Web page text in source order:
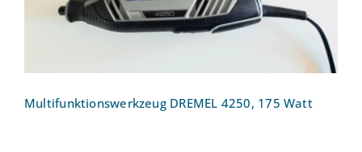
Multifunktionswerkzeug DREMEL 4250, 175 Watt